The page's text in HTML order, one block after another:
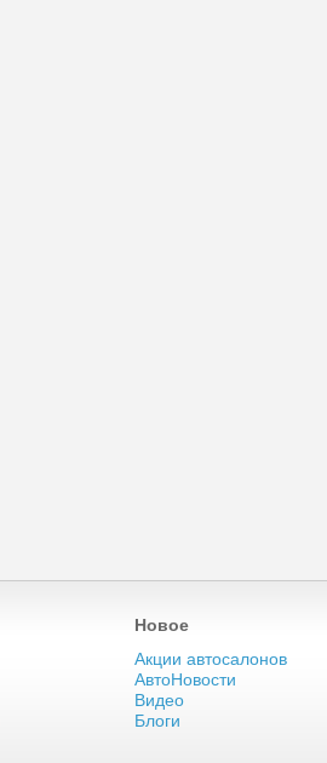
Новое
Акции автосалонов
АвтоНовости
Видео
Блоги